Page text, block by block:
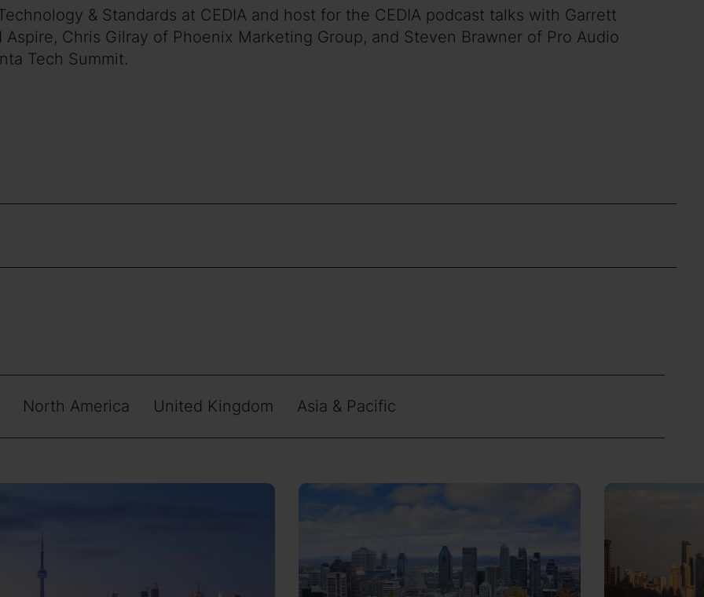
& Standards at CEDIA and host for the CEDIA podcast talks with Garrett
Aspire, Chris Gilray of Phoenix Marketing Group, and Steven Brawner of Pro Audio
Tech Summit.
North America United Kingdom Asia & Pacific